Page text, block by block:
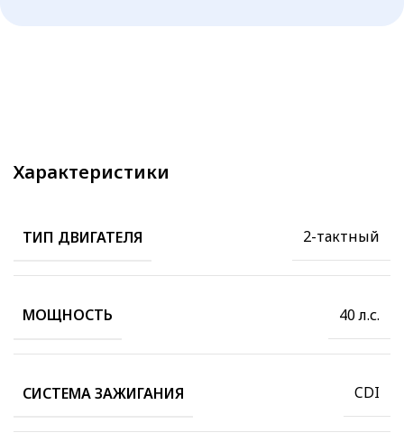
Характеристики
ТИП ДВИГАТЕЛЯ 2-тактный
МОЩНОСТЬ 40 л.с.
СИСТЕМА ЗАЖИГАНИЯ CDI